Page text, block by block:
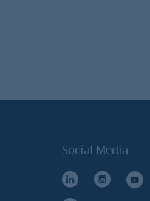
Social Media